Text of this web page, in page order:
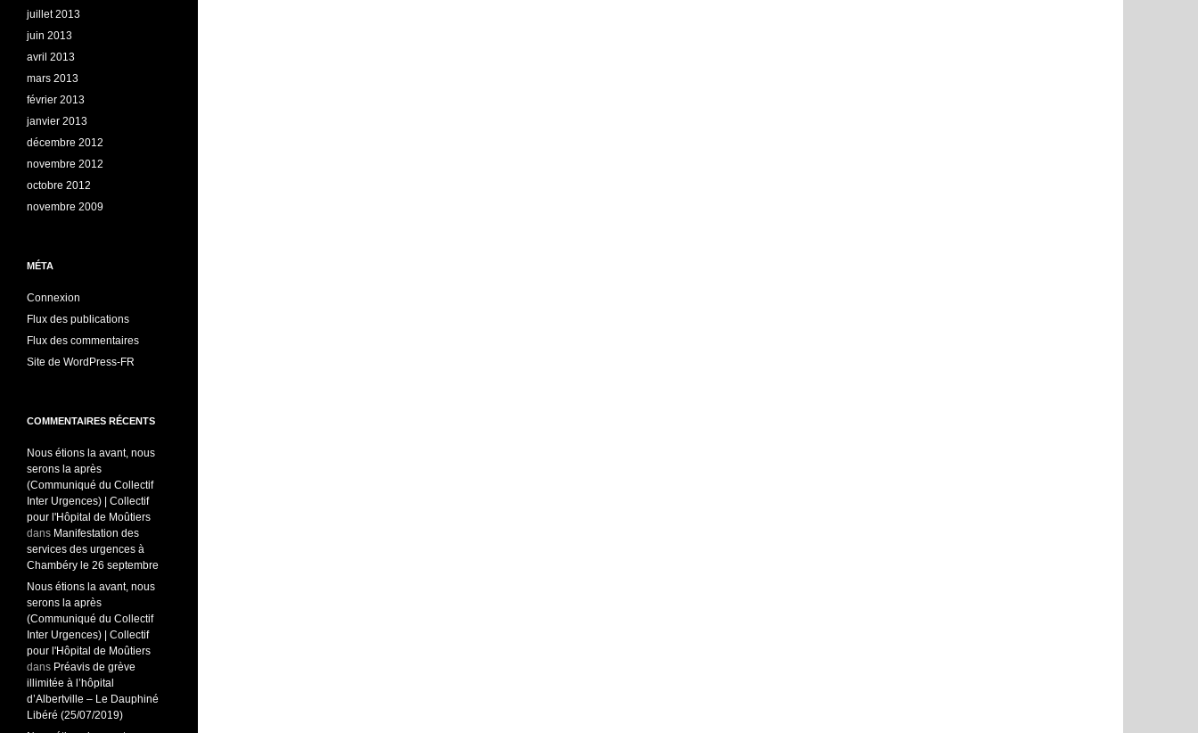
juillet 2013
juin 2013
avril 2013
mars 2013
février 2013
janvier 2013
décembre 2012
novembre 2012
octobre 2012
novembre 2009
MÉTA
Connexion
Flux des publications
Flux des commentaires
Site de WordPress-FR
COMMENTAIRES RÉCENTS
Nous étions la avant, nous
serons la après
(Communiqué du Collectif
Inter Urgences) | Collectif
pour l'Hôpital de Moûtiers
dans Manifestation des
services des urgences à
Chambéry le 26 septembre
Nous étions la avant, nous
serons la après
(Communiqué du Collectif
Inter Urgences) | Collectif
pour l'Hôpital de Moûtiers
dans Préavis de grève
illimitée à l’hôpital
d’Albertville – Le Dauphiné
Libéré (25/07/2019)